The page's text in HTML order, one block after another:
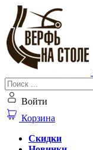
Войти
Корзина
Скидки